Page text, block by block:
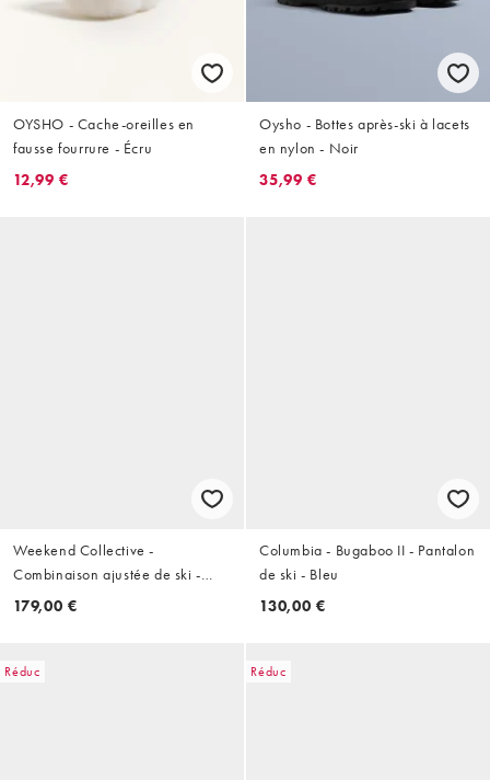
OYSHO - Cache-oreilles en
fausse fourrure - Écru
12,99 €
Oysho - Bottes après-ski à lacets
en nylon - Noir
35,99 €
Weekend Collective -
Combinaison ajustée de ski -
Prune
179,00 €
Columbia - Bugaboo II - Pantalon
de ski - Bleu
130,00 €
Réduc Réduc